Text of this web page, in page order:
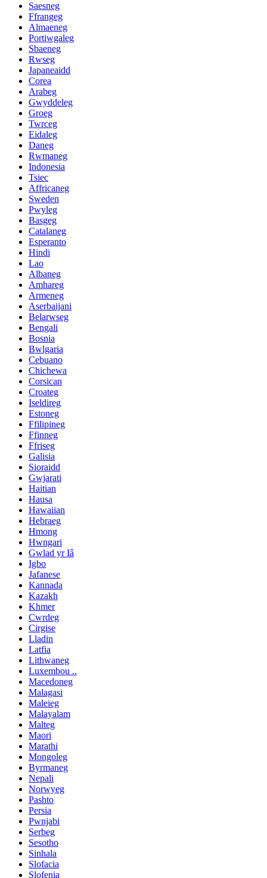
Saesneg
Ffrangeg
Almaeneg
Portiwgaleg
Sbaeneg
Rwseg
Japaneaidd
Corea
Arabeg
Gwyddeleg
Groeg
Twrceg
Eidaleg
Daneg
Rwmaneg
Indonesia
Tsiec
Affricaneg
Sweden
Pwyleg
Basgeg
Catalaneg
Esperanto
Hindi
Lao
Albaneg
Amhareg
Armeneg
Aserbaijani
Belarwseg
Bengali
Bosnia
Bwlgaria
Cebuano
Chichewa
Corsican
Croateg
Iseldireg
Estoneg
Ffilipineg
Ffinneg
Ffriseg
Galisia
Sioraidd
Gwjarati
Haitian
Hausa
Hawaiian
Hebraeg
Hmong
Hwngari
Gwlad yr Iâ
Igbo
Jafanese
Kannada
Kazakh
Khmer
Cwrdeg
Cirgise
Lladin
Latfia
Lithwaneg
Luxembou ..
Macedoneg
Malagasi
Maleieg
Malayalam
Malteg
Maori
Marathi
Mongoleg
Byrmaneg
Nepali
Norwyeg
Pashto
Persia
Pwnjabi
Serbeg
Sesotho
Sinhala
Slofacia
Slofenia